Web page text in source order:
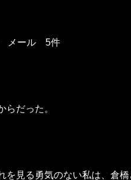
メール 5件
らだった。
を見る勇気のない私は、倉